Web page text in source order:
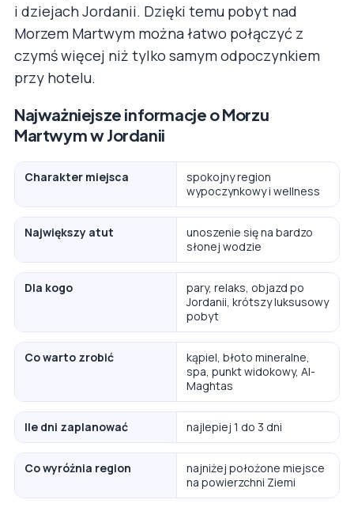
i dziejach Jordanii. Dzięki temu pobyt nad
Morzem Martwym można łatwo połączyć z
czymś więcej niż tylko samym odpoczynkiem
przy hotelu.
Najważniejsze informacje o Morzu
Martwym w Jordanii
Charakter miejsca
spokojny region
wypoczynkowy i wellness
Największy atut
unoszenie się na bardzo
słonej wodzie
Dla kogo
pary, relaks, objazd po
Jordanii, krótszy luksusowy
pobyt
Co warto zrobić
kąpiel, błoto mineralne,
spa, punkt widokowy, Al-
Maghtas
Ile dni zaplanować najlepiej 1 do 3 dni
Co wyróżnia region
najniżej położone miejsce
na powierzchni Ziemi